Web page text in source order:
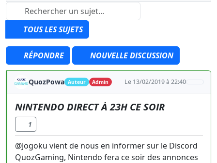
TOUS LES SUJETS
RÉPONDRE NOUVELLE DISCUSSION
QuozPowa Auteur Admin Le 13/02/2019 à 22:40
NINTENDO DIRECT À 23H CE SOIR
1
@Jogoku vient de nous en informer sur le Discord
QuozGaming, Nintendo fera ce soir des annonces